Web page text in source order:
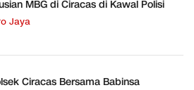
MBG di Ciracas di Kawal Polisi
Jaya
Ciracas Bersama Babinsa